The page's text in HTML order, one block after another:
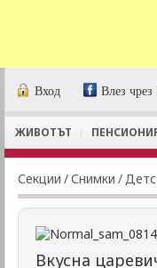
Вход Влез чрез
ЖИВОТЪТ
Секции /Снимки /
Вкусна